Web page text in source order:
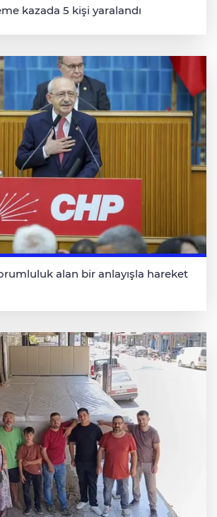
kazada 5 kişi yaralandı
alan bir anlayışla hareket